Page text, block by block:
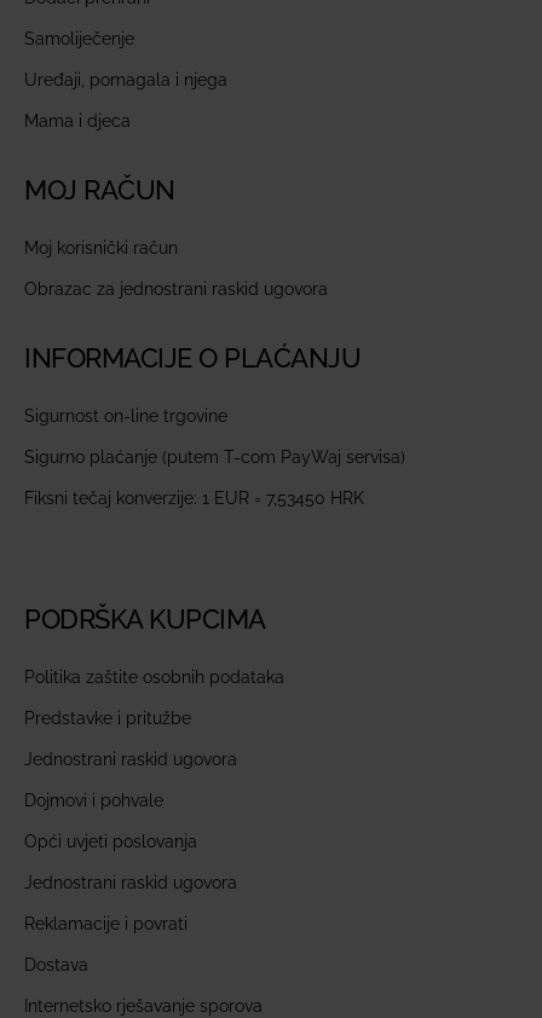
Samoliječenje
Uređaji, pomagala i njega
Mama i djeca
MOJ RAČUN
Moj korisnički račun
Obrazac za jednostrani raskid ugovora
INFORMACIJE O PLAĆANJU
Sigurnost on-line trgovine
Sigurno plaćanje (putem T-com PayWaj servisa)
Fiksni tečaj konverzije: 1 EUR = 7,53450 HRK
PODRŠKA KUPCIMA
Politika zaštite osobnih podataka
Predstavke i pritužbe
Jednostrani raskid ugovora
Dojmovi i pohvale
Opći uvjeti poslovanja
Jednostrani raskid ugovora
Reklamacije i povrati
Dostava
Internetsko rješavanje sporova